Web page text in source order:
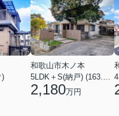
)
和歌山市木ノ本
2,180万円